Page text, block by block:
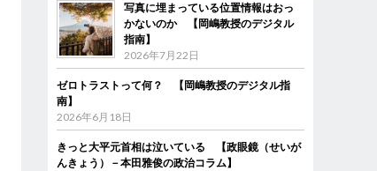
写真に埋まっている位置情報はおっ
かないのか 【岡嶋教授のデジタル
指南】
2026年7月22日
ゼロトラストって何？ 【岡嶋教授のデジタル指
南】
2026年6月18日
きっと大平元首相は泣いている 【政眼鏡（せいが
んきょう）－本田雅俊の政治コラム】